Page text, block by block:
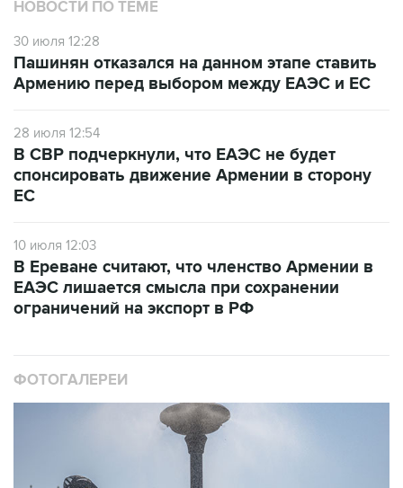
НОВОСТИ ПО ТЕМЕ
30 июля 12:28
Пашинян отказался на данном этапе ставить
Армению перед выбором между ЕАЭС и ЕС
28 июля 12:54
В СВР подчеркнули, что ЕАЭС не будет
спонсировать движение Армении в сторону
ЕС
10 июля 12:03
В Ереване считают, что членство Армении в
ЕАЭС лишается смысла при сохранении
ограничений на экспорт в РФ
ФОТОГАЛЕРЕИ